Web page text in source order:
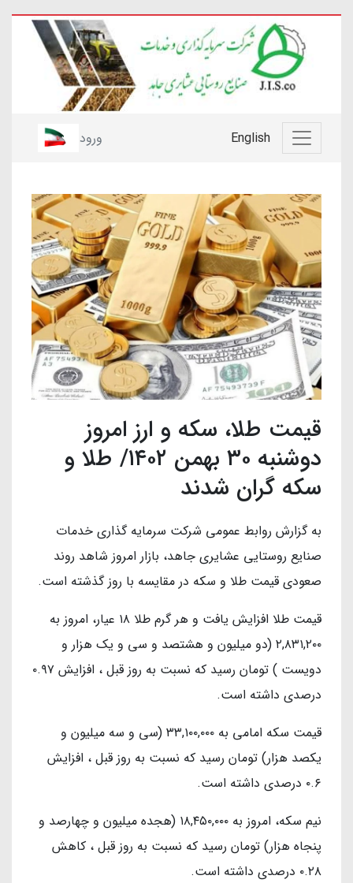
English ورود
قیمت طلا، سکه و ارز امروز
دوشنبه ۳۰ بهمن ۱۴۰۲/ طلا و
سکه گران شدند
به گزارش روابط عمومی شرکت سرمایه گذاری خدمات
صنایع روستایی عشایری جاهد، بازار امروز شاهد روند
صعودی قیمت طلا و سکه در مقایسه با روز گذشته است.
قیمت طلا افزایش یافت و هر گرم طلا ۱۸ عیار، امروز به
۲,۸۳۱,۲۰۰ (دو میلیون و هشتصد و سی و یک هزار و
دویست ) تومان رسید که نسبت به روز قبل ، افزایش ۰.۹۷
درصدی داشته است.
قیمت سکه امامی به ۳۳,۱۰۰,۰۰۰ (سی و سه میلیون و
یکصد هزار) تومان رسید که نسبت به روز قبل ، افزایش
۰.۶ درصدی داشته است.
نیم سکه، امروز به ۱۸,۴۵۰,۰۰۰ (هجده میلیون و چهارصد و
پنجاه هزار) تومان رسید که نسبت به روز قبل ، کاهش
۰.۲۸ درصدی داشته است.